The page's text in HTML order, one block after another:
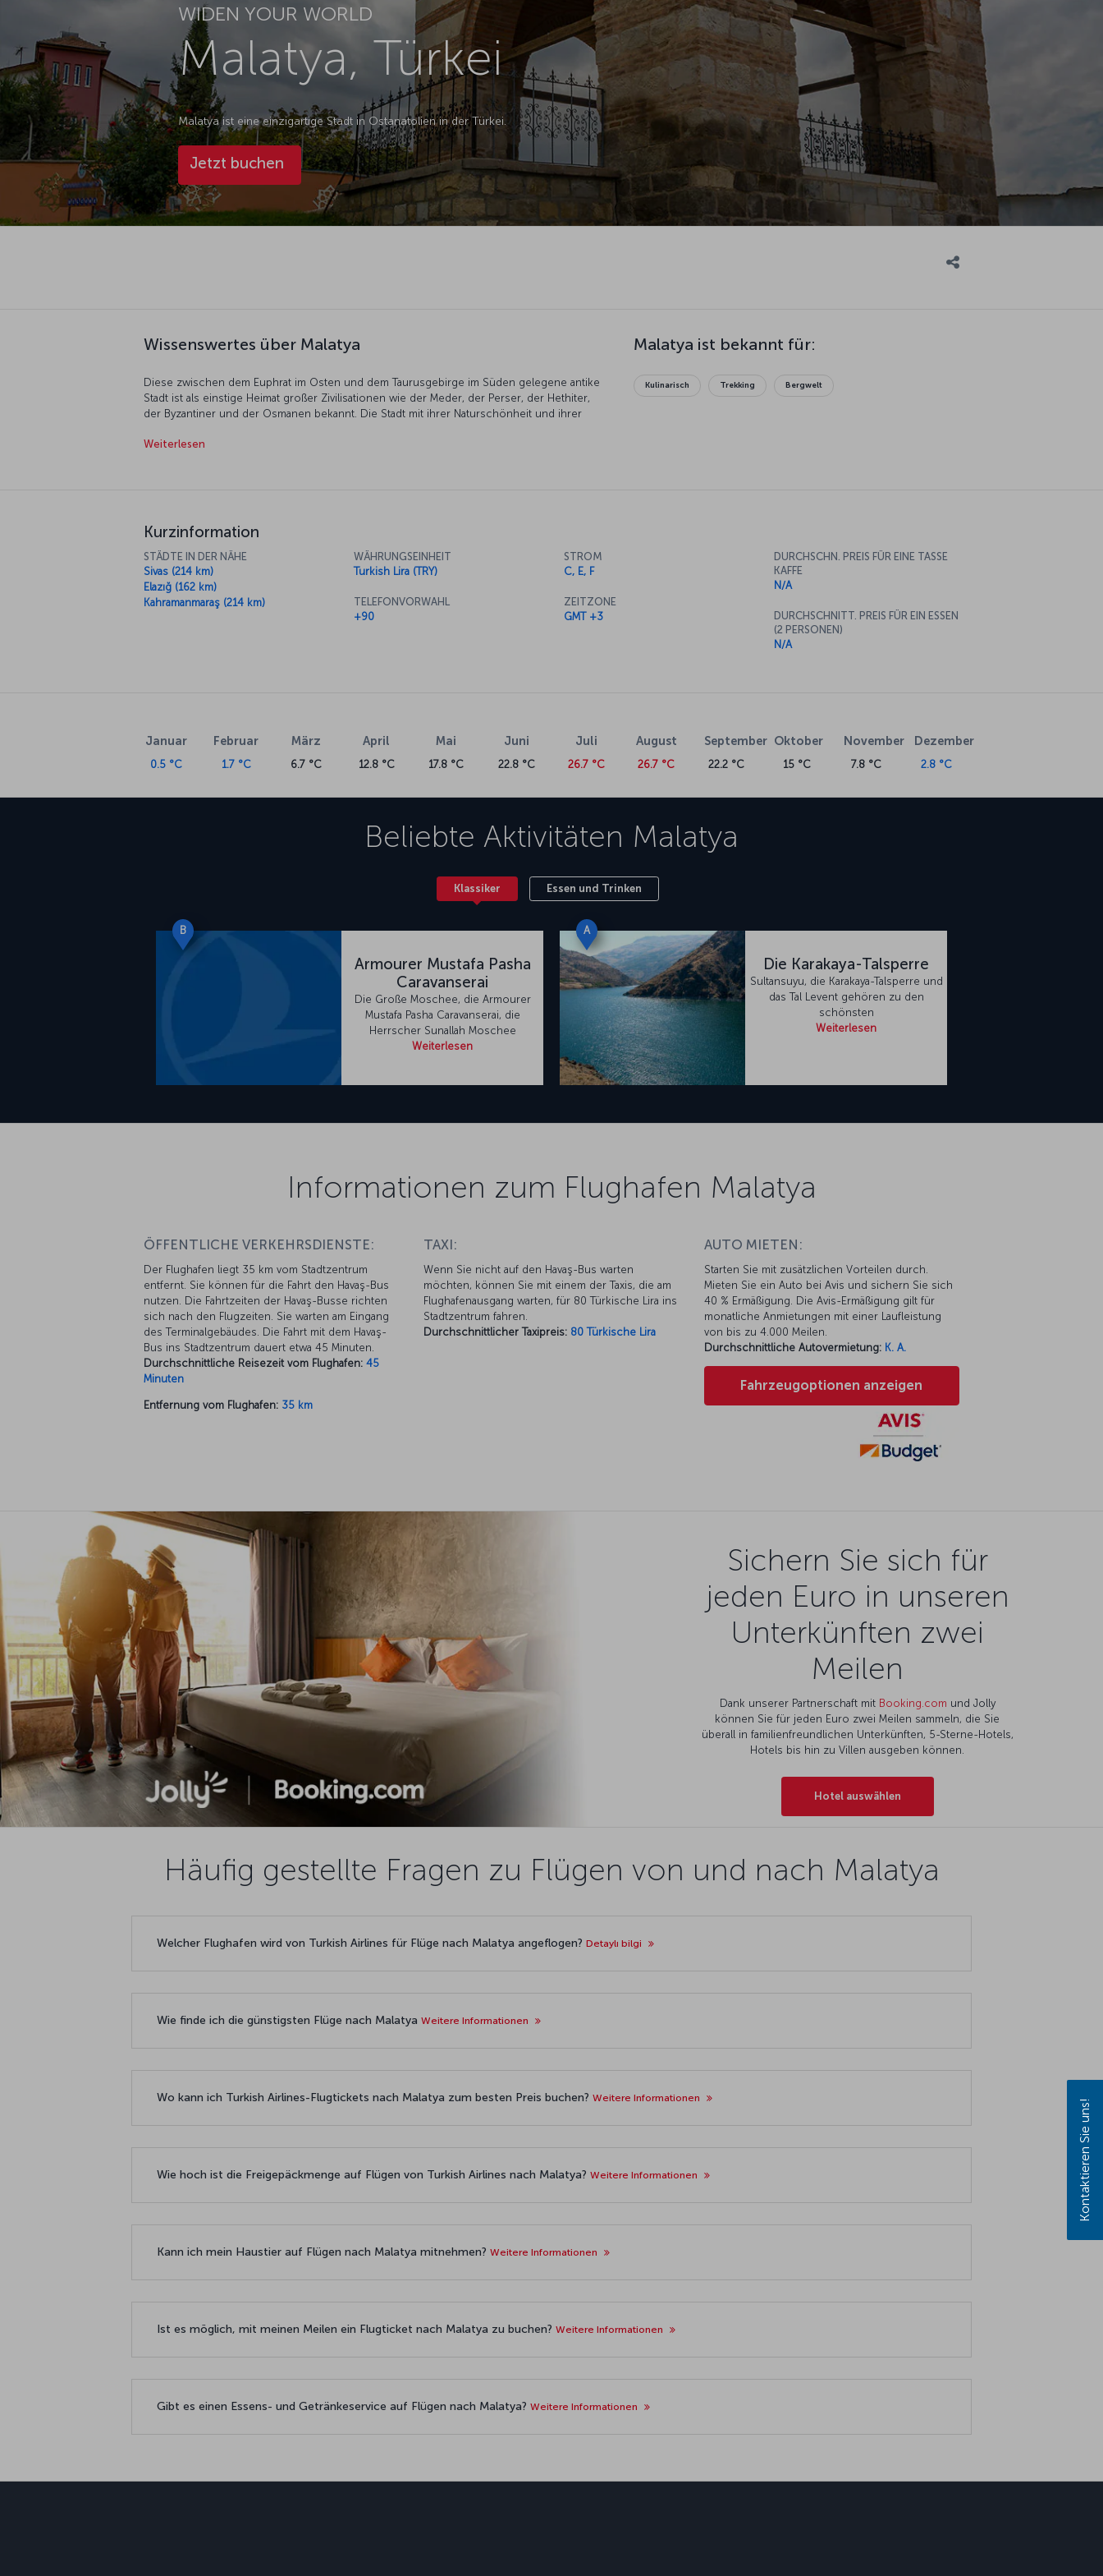
WIDEN YOUR WORLD
Malatya, Türkei
Malatya ist eine einzigartige Stadt in Ostanatolien in der Türkei.
Jetzt buchen
Wissenswertes über Malatya
Diese zwischen dem Euphrat im Osten und dem Taurusgebirge im Süden gelegene antike
Stadt ist als einstige Heimat großer Zivilisationen wie der Meder, der Perser, der Hethiter,
der Byzantiner und der Osmanen bekannt. Die Stadt mit ihrer Naturschönheit und ihrer
Weiterlesen
Malatya ist bekannt für:
Kulinarisch Trekking Bergwelt
Kurzinformation
STÄDTE IN DER NÄHE
Sivas (214 km)
Elazığ (162 km)
Kahramanmaraş (214 km)
WÄHRUNGSEINHEIT
Turkish Lira (TRY)
TELEFONVORWAHL
+90
STROM
C, E, F
ZEITZONE
GMT +3
DURCHSCHN. PREIS FÜR EINE TASSE
KAFFE
N/A
DURCHSCHNITT. PREIS FÜR EIN ESSEN
(2 PERSONEN)
N/A
Januar
0.5 °C
Februar
1.7 °C
März
6.7 °C
April
12.8 °C
Mai
17.8 °C
Juni
22.8 °C
Juli
26.7 °C
August
26.7 °C
September
22.2 °C
Oktober
15 °C
November
7.8 °C
Dezember
2.8 °C
Beliebte Aktivitäten Malatya
Klassiker Essen und Trinken
B
Armourer Mustafa Pasha
Caravanserai
Die Große Moschee, die Armourer
Mustafa Pasha Caravanserai, die
Herrscher Sunallah Moschee
Weiterlesen
A
Die Karakaya-Talsperre
Sultansuyu, die Karakaya-Talsperre und
das Tal Levent gehören zu den
schönsten
Weiterlesen
Informationen zum Flughafen Malatya
ÖFFENTLICHE VERKEHRSDIENSTE:
Der Flughafen liegt 35 km vom Stadtzentrum
entfernt. Sie können für die Fahrt den Havaş-Bus
nutzen. Die Fahrtzeiten der Havaş-Busse richten
sich nach den Flugzeiten. Sie warten am Eingang
des Terminalgebäudes. Die Fahrt mit dem Havaş-
Bus ins Stadtzentrum dauert etwa 45 Minuten.
Durchschnittliche Reisezeit vom Flughafen: 45
Minuten
Entfernung vom Flughafen: 35 km
TAXI:
Wenn Sie nicht auf den Havaş-Bus warten
möchten, können Sie mit einem der Taxis, die am
Flughafenausgang warten, für 80 Türkische Lira ins
Stadtzentrum fahren.
Durchschnittlicher Taxipreis: 80 Türkische Lira
AUTO MIETEN:
Starten Sie mit zusätzlichen Vorteilen durch.
Mieten Sie ein Auto bei Avis und sichern Sie sich
40 % Ermäßigung. Die Avis-Ermäßigung gilt für
monatliche Anmietungen mit einer Laufleistung
von bis zu 4.000 Meilen.
Durchschnittliche Autovermietung: K. A.
Fahrzeugoptionen anzeigen
Sichern Sie sich für
jeden Euro in unseren
Unterkünften zwei
Meilen
Dank unserer Partnerschaft mit Booking.com und Jolly
können Sie für jeden Euro zwei Meilen sammeln, die Sie
überall in familienfreundlichen Unterkünften, 5-Sterne-Hotels,
Hotels bis hin zu Villen ausgeben können.
Hotel auswählen
Häufig gestellte Fragen zu Flügen von und nach Malatya
Welcher Flughafen wird von Turkish Airlines für Flüge nach Malatya angeflogen? Detaylı bilgi
Wie finde ich die günstigsten Flüge nach Malatya Weitere Informationen
Wo kann ich Turkish Airlines-Flugtickets nach Malatya zum besten Preis buchen? Weitere Informationen
Wie hoch ist die Freigepäckmenge auf Flügen von Turkish Airlines nach Malatya? Weitere Informationen
Kann ich mein Haustier auf Flügen nach Malatya mitnehmen? Weitere Informationen
Ist es möglich, mit meinen Meilen ein Flugticket nach Malatya zu buchen? Weitere Informationen
Gibt es einen Essens- und Getränkeservice auf Flügen nach Malatya? Weitere Informationen
Kontaktieren Sie uns!